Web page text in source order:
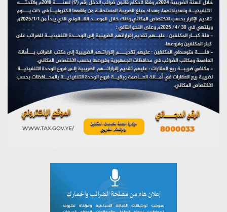
يوليو 28, 2026
مؤتمر صحفي لمركز عين الإنسانية حول جرائم تحالف العدوان
على اليمن
يوليو 27, 2026
تستمعون لبرنامج (مع السيد القائد)
يوليو 26, 2026